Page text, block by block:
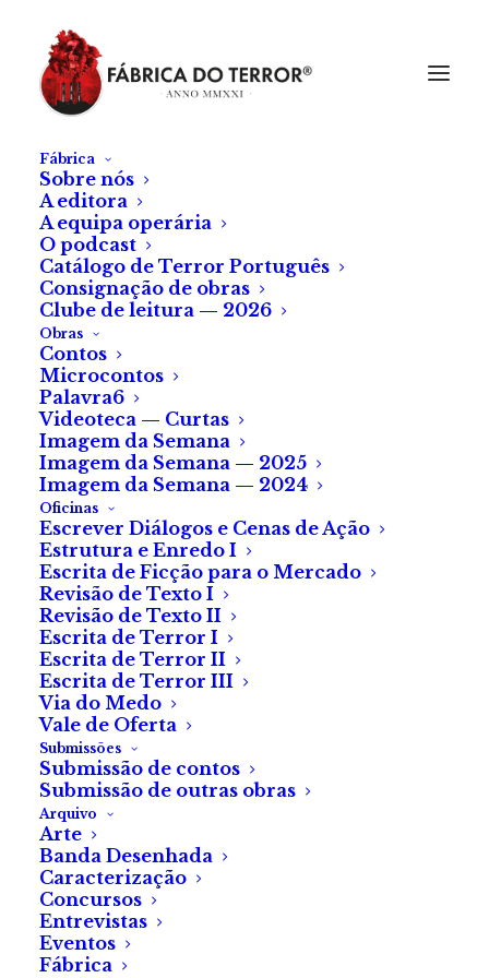
Fábrica
Sobre nós
A editora
A equipa operária
O podcast
Catálogo de Terror Português
Consignação de obras
Clube de leitura — 2026
Obras
Contos
Microcontos
Palavra6
Videoteca — Curtas
Imagem da Semana
Imagem da Semana — 2025
Imagem da Semana — 2024
Oficinas
Escrever Diálogos e Cenas de Ação
Estrutura e Enredo I
Escrita de Ficção para o Mercado
Revisão de Texto I
Revisão de Texto II
Escrita de Terror I
Escrita de Terror II
Escrita de Terror III
Via do Medo
Vale de Oferta
Submissões
Submissão de contos
Submissão de outras obras
Arquivo
Arte
Banda Desenhada
Caracterização
Concursos
Entrevistas
Eventos
Fábrica
O Mestre do Disfarce
De Nuno Amaral Jorge
Eduardo Gegin estava zangado. E tinha razão para tal.